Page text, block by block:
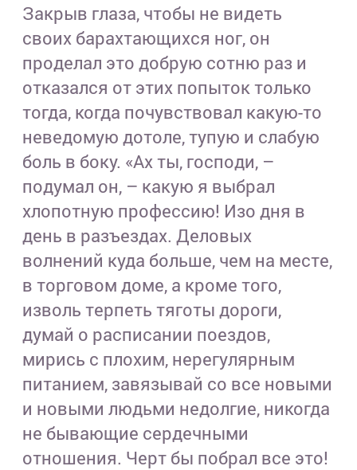
Закрыв глаза, чтобы не видеть
своих барахтающихся ног, он
проделал это добрую сотню раз и
отказался от этих попыток только
тогда, когда почувствовал какую-то
неведомую дотоле, тупую и слабую
боль в боку. «Ах ты, господи, –
подумал он, – какую я выбрал
хлопотную профессию! Изо дня в
день в разъездах. Деловых
волнений куда больше, чем на месте,
в торговом доме, а кроме того,
изволь терпеть тяготы дороги,
думай о расписании поездов,
мирись с плохим, нерегулярным
питанием, завязывай со все новыми
и новыми людьми недолгие, никогда
не бывающие сердечными
отношения. Черт бы побрал все это!